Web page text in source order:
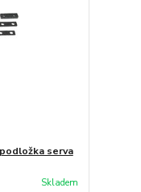
serva
Skladem